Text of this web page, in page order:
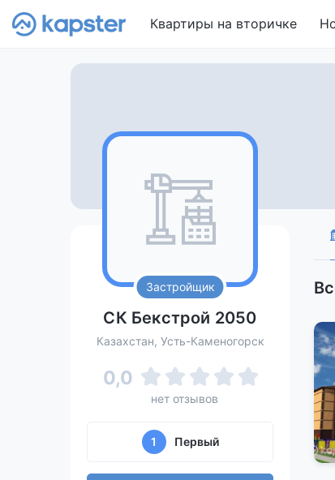
Квартиры на вторичке
Застройщик
СК Бекстрой 2050
Казахстан, Усть-Каменогорск
0,0
нет отзывов
1 Первый